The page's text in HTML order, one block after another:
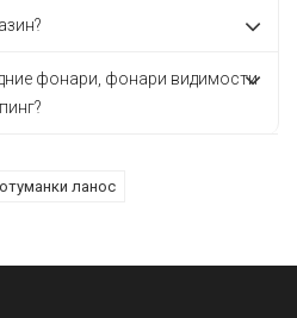
фонари, фонари видимости
ланос